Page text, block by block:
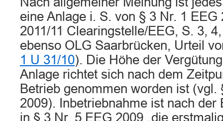
eine Anlage i. S. von § 3 Nr. 1 EEG
2011/11 Clearingstelle/EEG, S. 3,
ebenso OLG Saarbrücken, Urteil
1 U 31/10). Die Höhe der
Anlage richtet sich nach dem
Betrieb genommen worden ist (vgl.
2009). Inbetriebnahme ist nach der
in § 3 Nr. 5 EEG 2009 „die